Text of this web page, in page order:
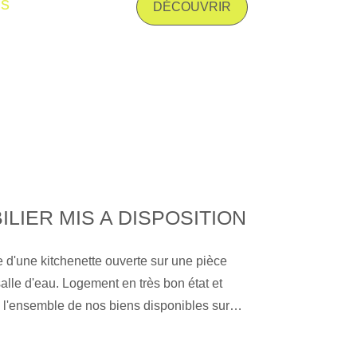
meublée et équipée d'une plaque de
une salle d'eau et une buanderie.
DÉCOUVRIR
MIS A DISPOSITION
d'une kitchenette ouverte sur une pièce
d'eau. Logement en très bon état et